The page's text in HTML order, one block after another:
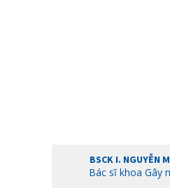
BSCK I. NGUYỄN
Bác sĩ khoa Gây